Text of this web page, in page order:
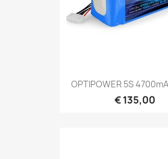
OPTIPOWER 5S
€ 135,00